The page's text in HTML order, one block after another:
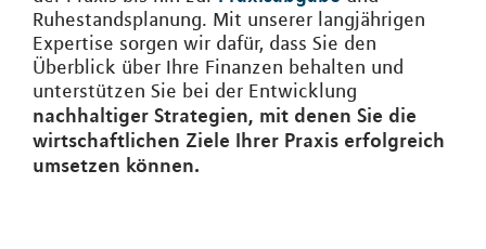
Ruhestandsplanung. Mit unserer langjährigen
Expertise sorgen wir dafür, dass Sie den
Überblick über Ihre Finanzen behalten und
unterstützen Sie bei der Entwicklung
nachhaltiger Strategien, mit denen Sie die
wirtschaftlichen Ziele Ihrer Praxis erfolgreich
umsetzen können.